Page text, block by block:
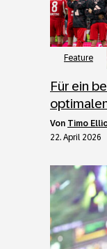
Feature
Für ein
von Timo
22. April 2026